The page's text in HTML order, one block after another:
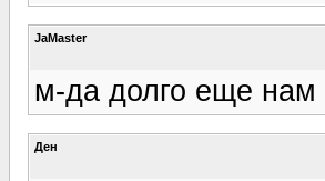
JaMaster
м-да долго еще нам
Ден